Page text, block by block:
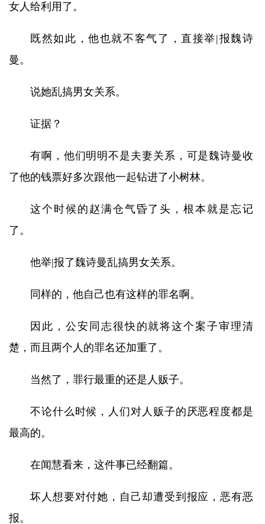
女人给利用了。
既然如此，他也就不客气了，直接举|报魏诗
曼。
说她乱搞男女关系。
证据？
有啊，他们明明不是夫妻关系，可是魏诗曼收
了他的钱票好多次跟他一起钻进了小树林。
这个时候的赵满仓气昏了头，根本就是忘记
了。
他举|报了魏诗曼乱搞男女关系。
同样的，他自己也有这样的罪名啊。
因此，公安同志很快的就将这个案子审理清
楚，而且两个人的罪名还加重了。
当然了，罪行最重的还是人贩子。
不论什么时候，人们对人贩子的厌恶程度都是
最高的。
在闻慧看来，这件事已经翻篇。
坏人想要对付她，自己却遭受到报应，恶有恶
报。